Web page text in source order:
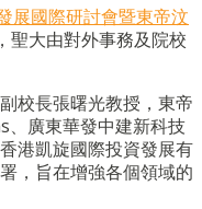
展國際研討會暨東帝汶
聖大由對外事務及院校
校長張曙光教授， 東帝
廣東華發中建新科技
港凱旋國際投資發展有
，旨在增強各個領域的